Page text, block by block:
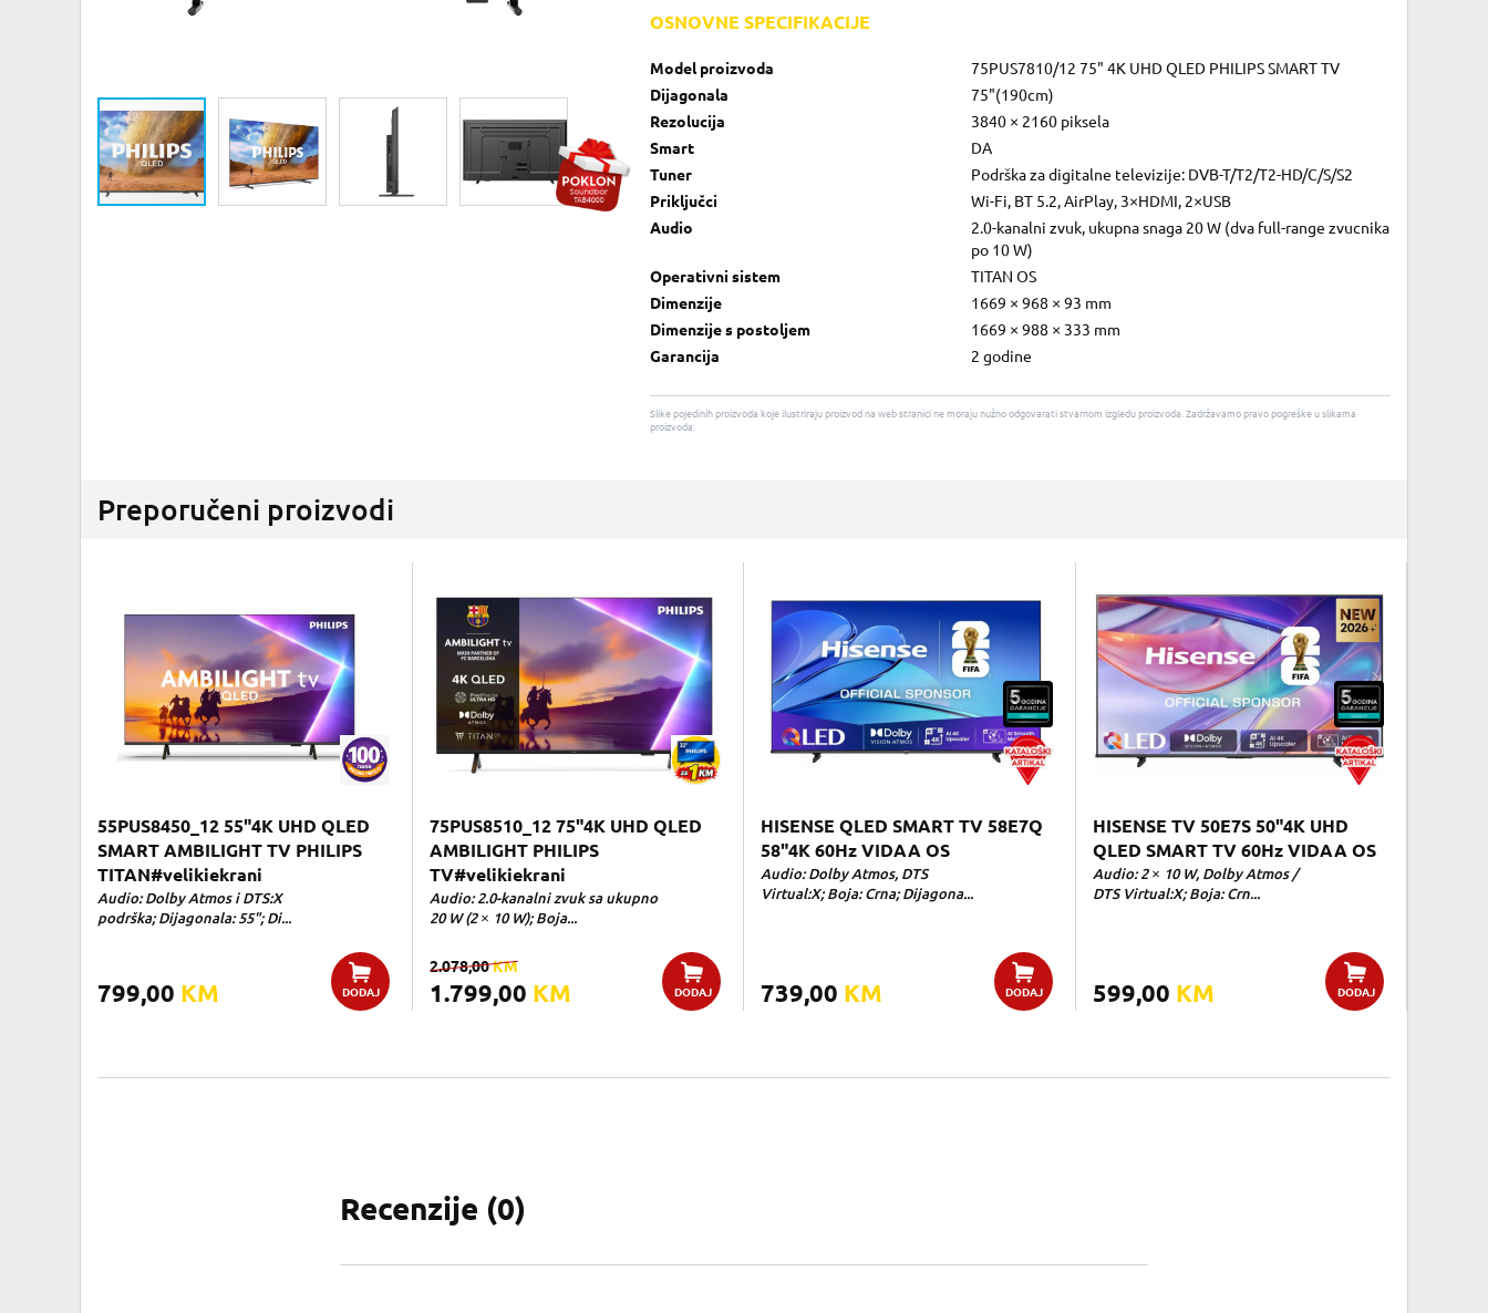
OSNOVNE SPECIFIKACIJE
Model proizvoda
75PUS7810/12 75" 4K UHD QLED PHILIPS SMART TV
Dijagonala
75"(190cm)
Rezolucija
3840 × 2160 piksela
Smart
DA
Tuner
Podrška za digitalne televizije: DVB-T/T2/T2-HD/C/S/S2
Priključci
Wi-Fi, BT 5.2, AirPlay, 3×HDMI, 2×USB
Audio
2.0-kanalni zvuk, ukupna snaga 20 W (dva full-range zvucnika
po 10 W)
Operativni sistem
TITAN OS
Dimenzije
1669 × 968 × 93 mm
Dimenzije s postoljem
1669 × 988 × 333 mm
Garancija
2 godine
Slike pojedinih proizvoda koje ilustriraju proizvod na web stranici ne moraju nužno odgovarati stvarnom izgledu proizvoda. Zadržavamo pravo pogreške u slikama
proizvoda.
Preporučeni proizvodi
55PUS8450_12 55"4K UHD QLED
SMART AMBILIGHT TV PHILIPS
TITAN#velikiekrani
Audio: Dolby Atmos i DTS:X
podrška; Dijagonala: 55"; Di...
799,00 KM DODAJ
75PUS8510_12 75"4K UHD QLED
AMBILIGHT PHILIPS
TV#velikiekrani
Audio: 2.0-kanalni zvuk sa ukupno
20 W (2 × 10 W); Boja...
1.799,00 KM
2.078,00KM
DODAJ
HISENSE QLED SMART TV 58E7Q
58"4K 60Hz VIDAA OS
Audio: Dolby Atmos, DTS
Virtual:X; Boja: Crna; Dijagona...
739,00 KM DODAJ
HISENSE TV 50E7S 50"4K UHD
QLED SMART TV 60Hz VIDAA OS
Audio: 2 × 10 W, Dolby Atmos /
DTS Virtual:X; Boja: Crn...
599,00 KM DODAJ
Recenzije (0)